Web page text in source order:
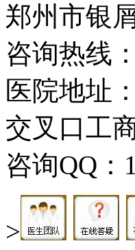
郑州市银
咨询热线
医院地址
交叉口工
咨询QQ：
>